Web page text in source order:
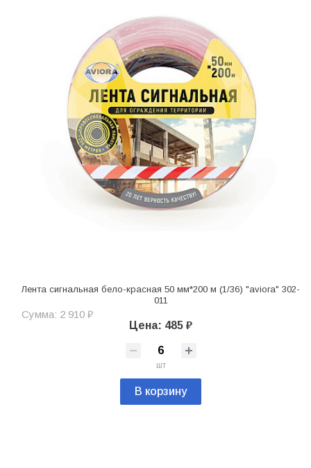
Лента сигнальная бело-красная 50 мм*200 м (1/36) "aviora" 302-
011
Сумма: 2 910 ₽
Цена: 485 ₽
шт
В корзину